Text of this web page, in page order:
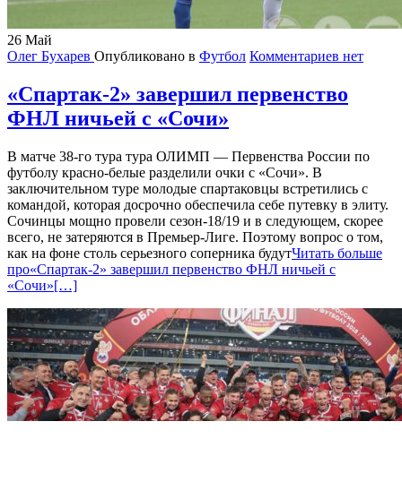
26 Май
Олег Бухарев Опубликовано в Футбол Комментариев нет
«Спартак-2» завершил первенство
ФНЛ ничьей с «Сочи»
В матче 38-го тура тура ОЛИМП — Первенства России по
футболу красно-белые разделили очки с «Сочи». В
заключительном туре молодые спартаковцы встретились с
командой, которая досрочно обеспечила себе путевку в элиту.
Сочинцы мощно провели сезон-18/19 и в следующем, скорее
всего, не затеряются в Премьер-Лиге. Поэтому вопрос о том,
как на фоне столь серьезного соперника будутЧитать больше
про«Спартак-2» завершил первенство ФНЛ ничьей с
«Сочи»[…]